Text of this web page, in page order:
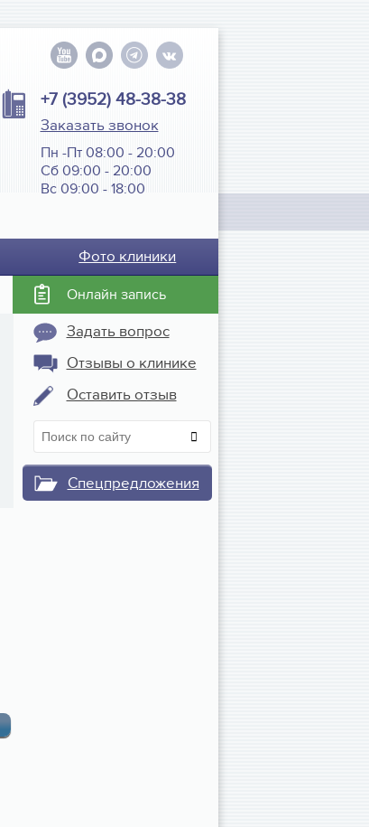
Заказать звонок
+7 (3952) 48-38-38
Пн -Пт 08:00 - 20:00
Сб 09:00 - 20:00
Вс 09:00 - 18:00
Фото клиники
Онлайн запись
Задать вопрос
Отзывы о клинике
Оставить отзыв
Спецпредложения